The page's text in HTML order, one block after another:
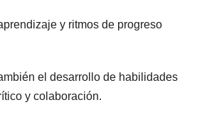
y​ ritmos⁢ de progreso
el desarrollo de habilidades
y colaboración.